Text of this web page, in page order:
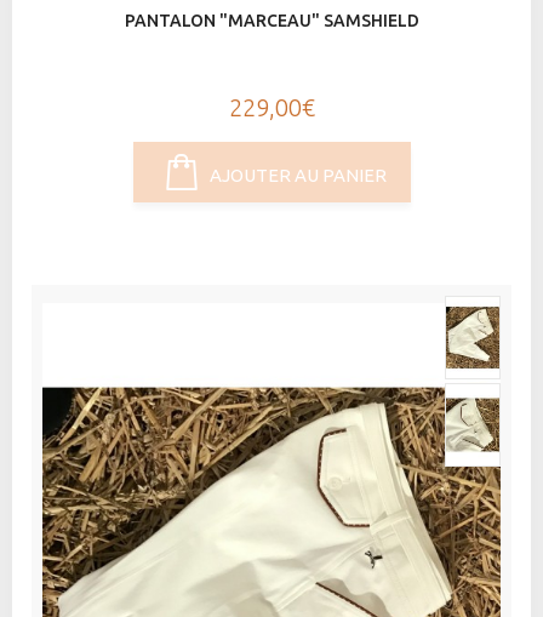
PANTALON "MARCEAU" SAMSHIELD
229,00€
AJOUTER AU PANIER